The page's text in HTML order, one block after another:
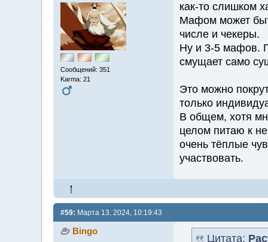
Сообщений: 351
Karma: 21
как-то слишком
Мафом может
числе и чекеры.
Ну и 3-5 мафов.
смущает само
Это можно
только
В общем, хотя
целом питаю к
очень тёплые
участвовать.
#59: Марта 13, 2024, 10:19:43
Bingo
Цитата: